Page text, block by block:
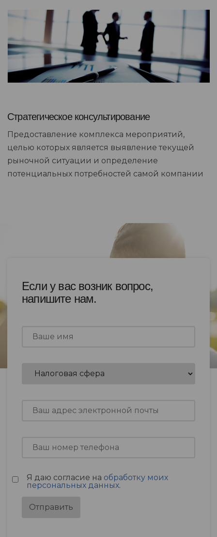
Стратегическое консультирование
Предоставление комплекса мероприятий,
целью которых является выявление текущей
рыночной ситуации и определение
потенциальных потребностей самой компании
Если у вас возник вопрос,
напишите нам.
Я даю согласие на обработку моих
персональных данных.
Отправить